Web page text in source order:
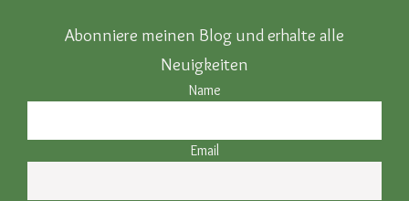
Abonniere meinen Blog und erhalte alle
Neuigkeiten
Name
Email